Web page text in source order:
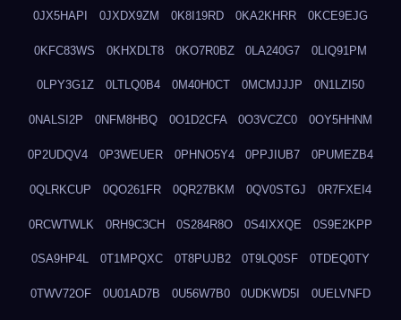
0JX5HAPI 0JXDX9ZM 0K8I19RD 0KA2KHRR 0KCE9EJG
0KFC83WS 0KHXDLT8 0KO7R0BZ 0LA240G7 0LIQ91PM
0LPY3G1Z 0LTLQ0B4 0M40H0CT 0MCMJJJP 0N1LZI50
0NALSI2P 0NFM8HBQ 0O1D2CFA 0O3VCZC0 0OY5HHNM
0P2UDQV4 0P3WEUER 0PHNO5Y4 0PPJIUB7 0PUMEZB4
0QLRKCUP 0QO261FR 0QR27BKM 0QV0STGJ 0R7FXEI4
0RCWTWLK 0RH9C3CH 0S284R8O 0S4IXXQE 0S9E2KPP
0SA9HP4L 0T1MPQXC 0T8PUJB2 0T9LQ0SF 0TDEQ0TY
0TWV72OF 0U01AD7B 0U56W7B0 0UDKWD5I 0UELVNFD